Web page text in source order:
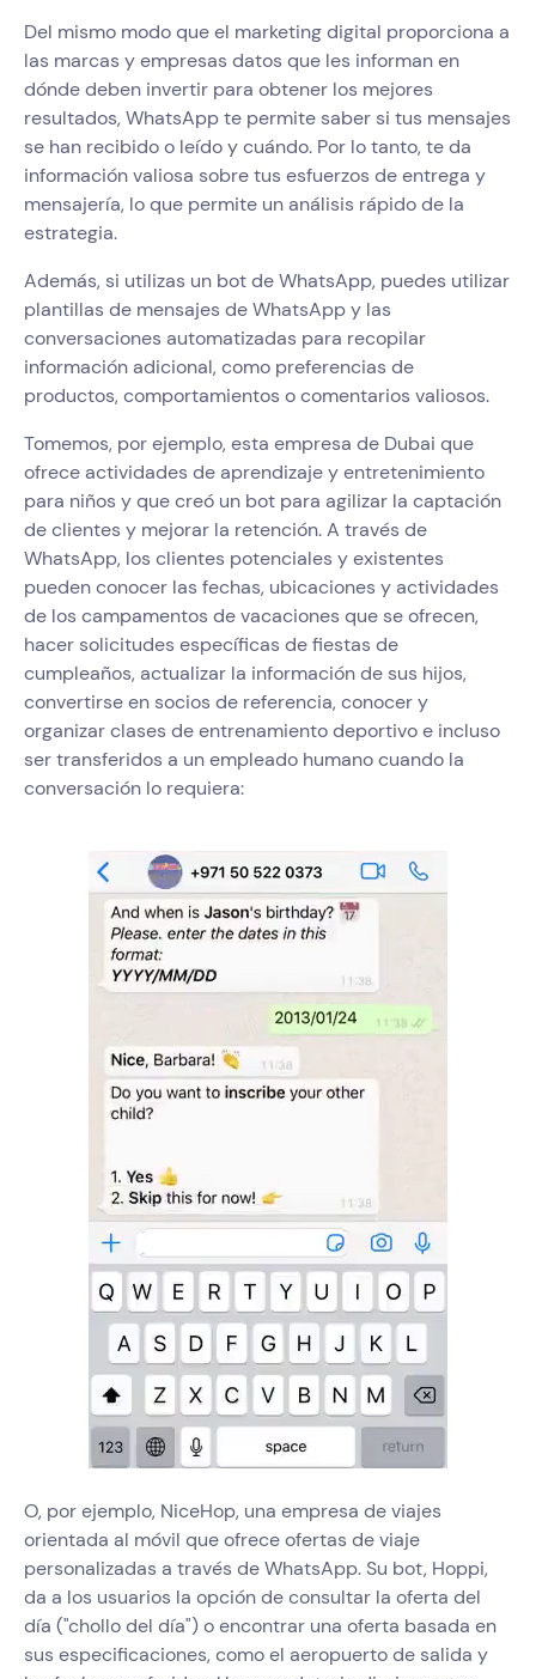
Del mismo modo que el marketing digital proporciona a
las marcas y empresas datos que les informan en
dónde deben invertir para obtener los mejores
resultados, WhatsApp te permite saber si tus mensajes
se han recibido o leído y cuándo. Por lo tanto, te da
información valiosa sobre tus esfuerzos de entrega y
mensajería, lo que permite un análisis rápido de la
estrategia.
Además, si utilizas un bot de WhatsApp, puedes utilizar
plantillas de mensajes de WhatsApp y las
conversaciones automatizadas para recopilar
información adicional, como preferencias de
productos, comportamientos o comentarios valiosos.
Tomemos, por ejemplo, esta empresa de Dubai que
ofrece actividades de aprendizaje y entretenimiento
para niños y que creó un bot para agilizar la captación
de clientes y mejorar la retención. A través de
WhatsApp, los clientes potenciales y existentes
pueden conocer las fechas, ubicaciones y actividades
de los campamentos de vacaciones que se ofrecen,
hacer solicitudes específicas de fiestas de
cumpleaños, actualizar la información de sus hijos,
convertirse en socios de referencia, conocer y
organizar clases de entrenamiento deportivo e incluso
ser transferidos a un empleado humano cuando la
conversación lo requiera:
O, por ejemplo, NiceHop, una empresa de viajes
orientada al móvil que ofrece ofertas de viaje
personalizadas a través de WhatsApp. Su bot, Hoppi,
da a los usuarios la opción de consultar la oferta del
día ("chollo del día") o encontrar una oferta basada en
sus especificaciones, como el aeropuerto de salida y